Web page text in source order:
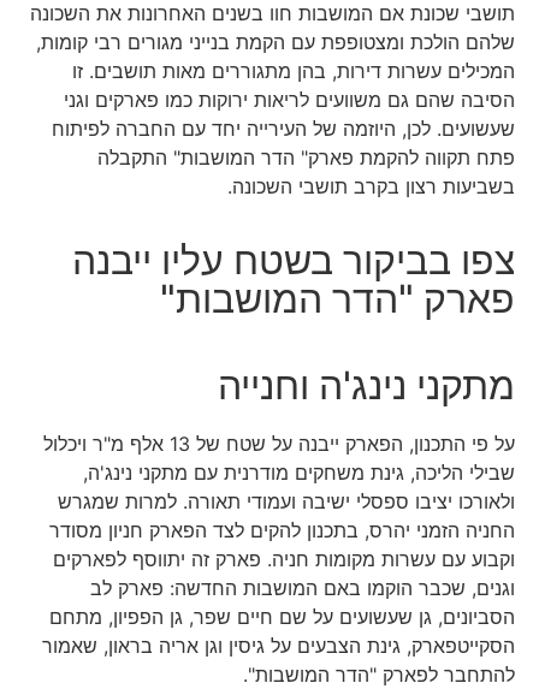
תושבי שכונת אם המושבות חוו בשנים האחרונות את השכונה
שלהם הולכת ומצטופפת עם הקמת בנייני מגורים רבי קומות,
המכילים עשרות דירות, בהן מתגוררים מאות תושבים. זו
הסיבה שהם גם משוועים לריאות ירוקות כמו פארקים וגני
שעשועים. לכן, היוזמה של העירייה יחד עם החברה לפיתוח
פתח תקווה להקמת פארק" הדר המושבות" התקבלה
בשביעות רצון בקרב תושבי השכונה.
צפו בביקור בשטח עליו ייבנה
פארק "הדר המושבות"
מתקני נינג'ה וחנייה
על פי התכנון, הפארק ייבנה על שטח של 13 אלף מ"ר ויכלול
שבילי הליכה, גינת משחקים מודרנית עם מתקני נינג'ה,
ולאורכו יציבו ספסלי ישיבה ועמודי תאורה. למרות שמגרש
החניה הזמני יהרס, בתכנון להקים לצד הפארק חניון מסודר
וקבוע עם עשרות מקומות חניה. פארק זה יתווסף לפארקים
וגנים, שכבר הוקמו באם המושבות החדשה: פארק לב
הסביונים, גן שעשועים על שם חיים שפר, גן הפפיון, מתחם
הסקייטפארק, גינת הצבעים על גיסין וגן אריה בראון, שאמור
להתחבר לפארק "הדר המושבות".